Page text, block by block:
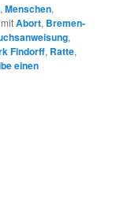
,Menschen,
Abort, Bremen-
,
Findorff, Ratte,
einen